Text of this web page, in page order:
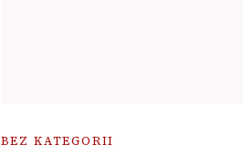
BEZ KATEGORII